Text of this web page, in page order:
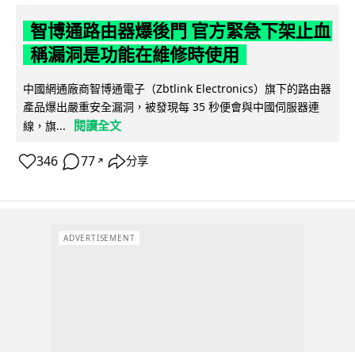
智博通路由器爆後門 官方緊急下架止血
稱漏洞是功能在維修時使用
中國網通廠商智博通電子（Zbtlink Electronics）旗下的路由器
產品爆出嚴重安全漏洞，被發現每 35 秒便會與中國伺服器連
線，旗...
閱讀全文
346 77 ↗ 分享
ADVERTISEMENT